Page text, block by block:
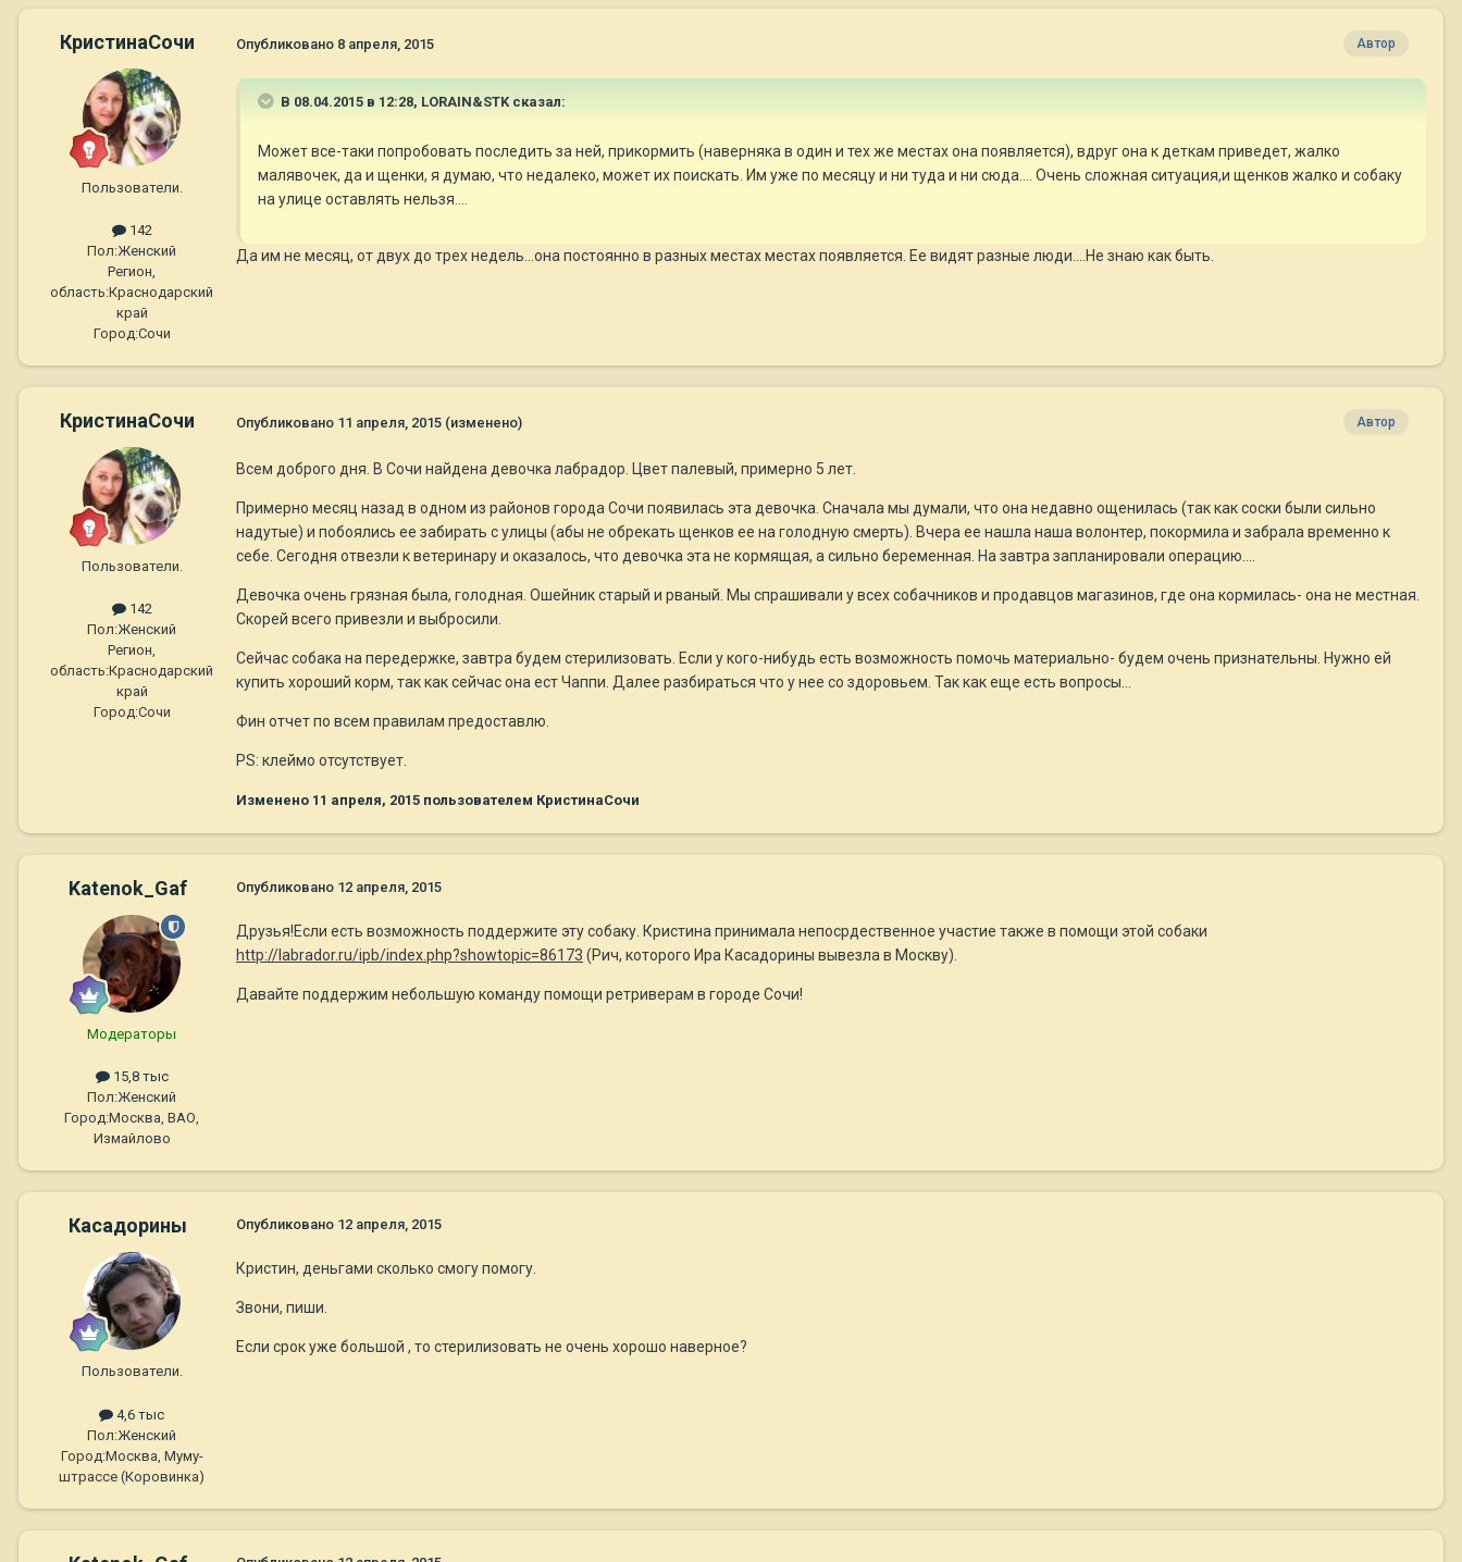
КристинаСочи
Пользователи.
142
Пол:Женский
Регион,
область:Краснодарский
край
Город:Сочи
Автор
Опубликовано 8 апреля, 2015
В 08.04.2015 в 12:28, LORAIN&STK сказал:
Может все-таки попробовать последить за ней, прикормить (наверняка в один и тех же местах она появляется), вдруг она к деткам приведет, жалко
малявочек, да и щенки, я думаю, что недалеко, может их поискать. Им уже по месяцу и ни туда и ни сюда.... Очень сложная ситуация,и щенков жалко и собаку
на улице оставлять нельзя....
Да им не месяц, от двух до трех недель...она постоянно в разных местах местах появляется. Ее видят разные люди....Не знаю как быть.
КристинаСочи
Пользователи.
142
Пол:Женский
Регион,
область:Краснодарский
край
Город:Сочи
Автор
Опубликовано 11 апреля, 2015 (изменено)
Всем доброго дня. В Сочи найдена девочка лабрадор. Цвет палевый, примерно 5 лет.
Примерно месяц назад в одном из районов города Сочи появилась эта девочка. Сначала мы думали, что она недавно ощенилась (так как соски были сильно
надутые) и побоялись ее забирать с улицы (абы не обрекать щенков ее на голодную смерть). Вчера ее нашла наша волонтер, покормила и забрала временно к
себе. Сегодня отвезли к ветеринару и оказалось, что девочка эта не кормящая, а сильно беременная. На завтра запланировали операцию....
Девочка очень грязная была, голодная. Ошейник старый и рваный. Мы спрашивали у всех собачников и продавцов магазинов, где она кормилась- она не местная.
Скорей всего привезли и выбросили.
Сейчас собака на передержке, завтра будем стерилизовать. Если у кого-нибудь есть возможность помочь материально- будем очень признательны. Нужно ей
купить хороший корм, так как сейчас она ест Чаппи. Далее разбираться что у нее со здоровьем. Так как еще есть вопросы...
Фин отчет по всем правилам предоставлю.
РS: клеймо отсутствует.
Изменено 11 апреля, 2015 пользователем КристинаСочи
Katenok_Gaf
Модераторы
15,8 тыс
Пол:Женский
Город:Москва, ВАО,
Измайлово
Опубликовано 12 апреля, 2015
Друзья!Если есть возможность поддержите эту собаку. Кристина принимала непосрдественное участие также в помощи этой собаки
http://labrador.ru/ipb/index.php?showtopic=86173 (Рич, которого Ира Касадорины вывезла в Москву).
Давайте поддержим небольшую команду помощи ретриверам в городе Сочи!
Касадорины
Пользователи.
4,6 тыс
Пол:Женский
Город:Москва, Муму-
штрассе (Коровинка)
Опубликовано 12 апреля, 2015
Кристин, деньгами сколько смогу помогу.
Звони, пиши.
Если срок уже большой , то стерилизовать не очень хорошо наверное?